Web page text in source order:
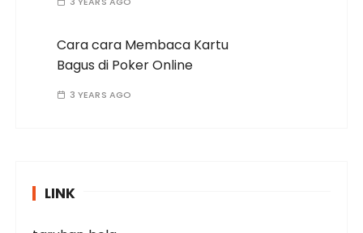
Cara cara Membaca Kartu
Bagus di Poker Online
3 YEARS AGO
LINK